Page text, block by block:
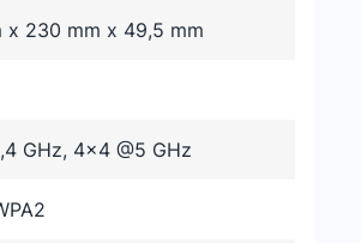
x 230 mm x 49,5 mm
GHz, 4x4 @5 GHz